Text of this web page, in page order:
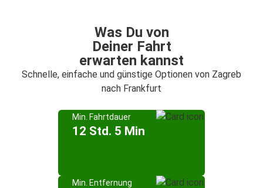
Was Du von
Deiner Fahrt
erwarten kannst
Schnelle, einfache und günstige Optionen von Zagreb
nach Frankfurt
Min. Fahrtdauer
12 Std. 5 Min
Min. Entfernung